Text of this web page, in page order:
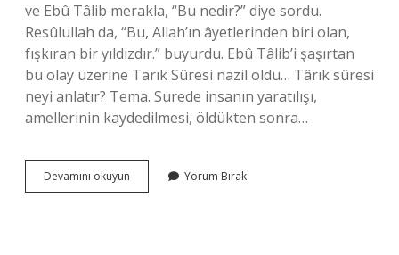
ve Ebû Tâlib merakla, “Bu nedir?” diye sordu.
Resûlullah da, “Bu, Allah’ın âyetlerinden biri olan,
fışkıran bir yıldızdır.” buyurdu. Ebû Tâlib’i şaşırtan
bu olay üzerine Tarık Sûresi nazil oldu… Târık sûresi
neyi anlatır? Tema. Surede insanın yaratılışı,
amellerinin kaydedilmesi, öldükten sonra…
Devamını okuyun Islamda
Târık
Yorum Bırak